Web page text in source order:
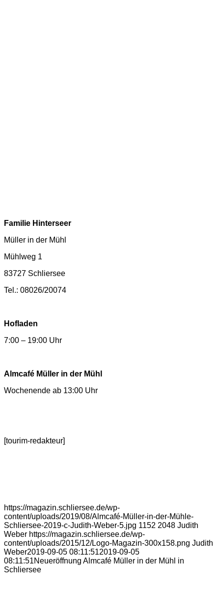
Familie Hinterseer
Müller in der Mühl
Mühlweg 1
83727 Schliersee
Tel.: 08026/20074
Hofladen
7:00 – 19:00 Uhr
Almcafé Müller in der Mühl
Wochenende ab 13:00 Uhr
[tourim-redakteur]
https://magazin.schliersee.de/wp-
content/uploads/2019/08/Almcafé-Müller-in-der-Mühle-
Schliersee-2019-c-Judith-Weber-5.jpg 1152 2048 Judith
Weber https://magazin.schliersee.de/wp-
content/uploads/2015/12/Logo-Magazin-300x158.png Judith
Weber2019-09-05 08:11:512019-09-05
08:11:51Neueröffnung Almcafé Müller in der Mühl in
Schliersee